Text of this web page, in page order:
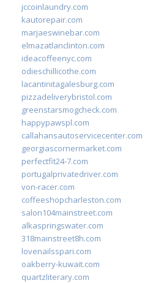
jccoinlaundry.com
kautorepair.com
marjaeswinebar.com
elmazatlanclinton.com
ideacoffeenyc.com
odieschillicothe.com
lacantinitagalesburg.com
pizzadeliverybristol.com
greenstarsmogcheck.com
happypawspl.com
callahansautoservicecenter.com
georgiascornermarket.com
perfectfit24-7.com
portugalprivatedriver.com
von-racer.com
coffeeshopcharleston.com
salon104mainstreet.com
alkaspringswater.com
318mainstreet8h.com
lovenailsspari.com
oakberry-kuwait.com
quartzliterary.com